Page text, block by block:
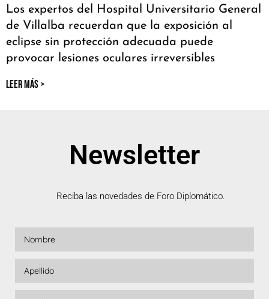
Los expertos del Hospital Universitario General
de Villalba recuerdan que la exposición al
eclipse sin protección adecuada puede
provocar lesiones oculares irreversibles
LEER MÁS >
Newsletter
Reciba las novedades de Foro Diplomático.